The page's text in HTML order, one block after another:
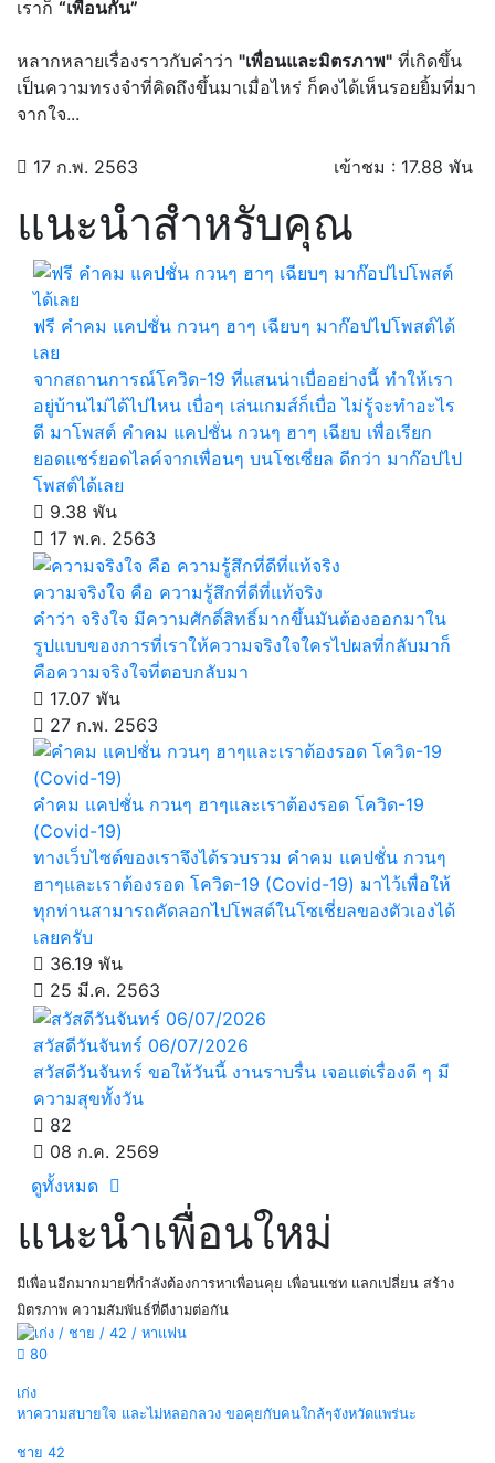
เราก็ “เพื่อนกัน”
หลากหลายเรื่องราวกับคำว่า "เพื่อนและมิตรภาพ" ที่เกิดขึ้น
เป็นความทรงจำที่คิดถึงขึ้นมาเมื่อไหร่ ก็คงได้เห็นรอยยิ้มที่มา
จากใจ...
17 ก.พ. 2563 เข้าชม : 17.88 พัน
แนะนำสำหรับคุณ
ฟรี คำคม แคปชั่น กวนๆ ฮาๆ เฉียบๆ มาก๊อปไปโพสต์ได้
เลย
จากสถานการณ์โควิด-19 ที่แสนน่าเบื่ออย่างนี้ ทำให้เรา
อยู่บ้านไม่ได้ไปไหน เบื่อๆ เล่นเกมส์ก็เบื่อ ไม่รู้จะทำอะไร
ดี มาโพสต์ คำคม แคปชั่น กวนๆ ฮาๆ เฉียบ เพื่อเรียก
ยอดแชร์ยอดไลค์จากเพื่อนๆ บนโชเซี่ยล ดีกว่า มาก๊อปไป
โพสต์ได้เลย
9.38 พัน
17 พ.ค. 2563
ความจริงใจ คือ ความรู้สึกที่ดีที่แท้จริง
คำว่า จริงใจ มีความศักดิ์สิทธิ์มากขึ้นมันต้องออกมาใน
รูปแบบของการที่เราให้ความจริงใจใครไปผลที่กลับมาก็
คือความจริงใจที่ตอบกลับมา
17.07 พัน
27 ก.พ. 2563
คำคม แคปชั่น กวนๆ ฮาๆและเราต้องรอด โควิด-19
(Covid-19)
ทางเว็บไซต์ของเราจึงได้รวบรวม คำคม แคปชั่น กวนๆ
ฮาๆและเราต้องรอด โควิด-19 (Covid-19) มาไว้เพื่อให้
ทุกท่านสามารถคัดลอกไปโพสต์ในโซเชี่ยลของตัวเองได้
เลยครับ
36.19 พัน
25 มี.ค. 2563
สวัสดีวันจันทร์ 06/07/2026
สวัสดีวันจันทร์ ขอให้วันนี้ งานราบรื่น เจอแต่เรื่องดี ๆ มี
ความสุขทั้งวัน
82
08 ก.ค. 2569
ดูทั้งหมด
แนะนำเพื่อนใหม่
มีเพื่อนอีกมากมายที่กำลังต้องการหาเพื่อนคุย เพื่อนแชท แลกเปลี่ยน สร้าง
มิตรภาพ ความสัมพันธ์ที่ดีงามต่อกัน
80
เก่ง
หาความสบายใจ และไม่หลอกลวง ขอคุยกับคนใกล้ๆจังหวัดแพร่นะ
ชาย 42